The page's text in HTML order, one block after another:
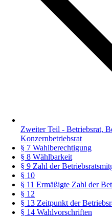
Zweiter Teil - Betriebsrat,
Konzernbetriebsrat
§ 7 Wahlberechtigung
§ 8 Wählbarkeit
§ 9 Zahl der
§ 10
§ 11 Ermäßigte Zahl der
§ 12
§ 13 Zeitpunkt der
§ 14 Wahlvorschriften